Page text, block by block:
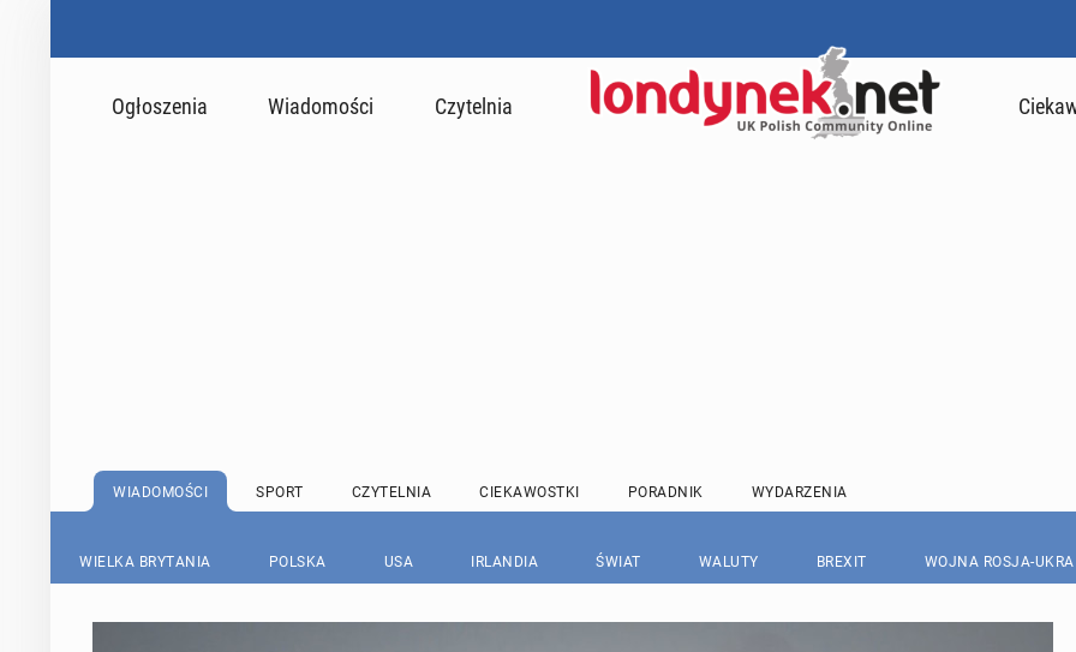
Ogłoszenia Wiadomości Czytelnia
WIADOMOŚCI SPORT CZYTELNIA CIEKAWOSTKI PORADNIK WYDARZENIA
WIELKA BRYTANIA POLSKA USA IRLANDIA ŚWIAT WALUTY BREXIT WOJNA ROSJA-